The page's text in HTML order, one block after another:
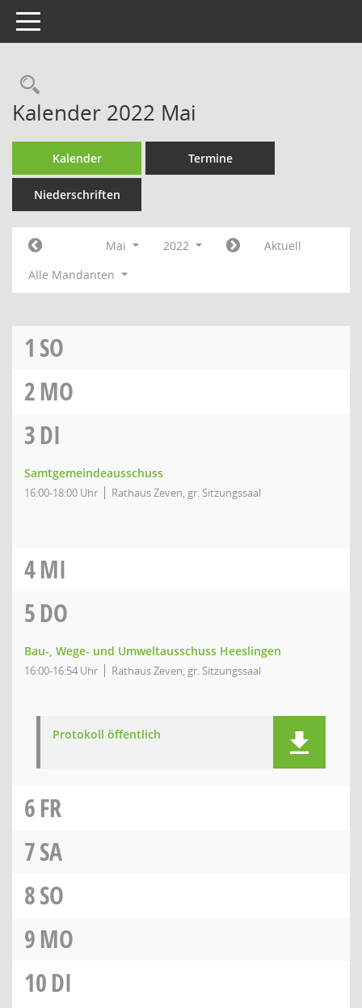
Toggle navigation
Rechercheauswahl
Kalender 2022 Mai
Kalender Termine
Niederschriften
Mai 2022
Aktuell
Alle Mandanten
1 SO
2MO
3DI
Samtgemeindeausschuss
16:00-18:00 Uhr Rathaus Zeven, gr. Sitzungssaal
4MI
5DO
Bau-, Wege- und Umweltausschuss Heeslingen
16:00-16:54 Uhr Rathaus Zeven, gr. Sitzungssaal
Protokoll öffentlich
6FR
7SA
8SO
9MO
10DI